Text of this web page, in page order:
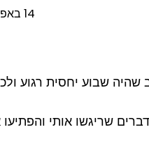
14 באפריל, 2024
שבוע יחסית רגוע
שריגשו אותי והפתיעו